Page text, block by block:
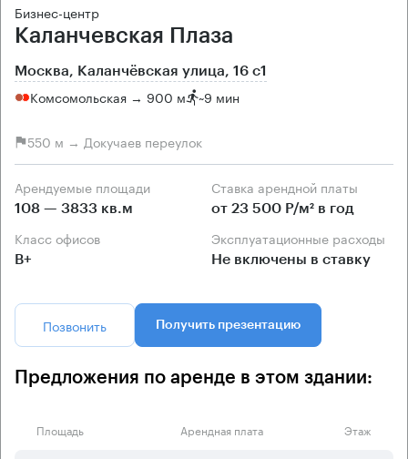
Бизнес-центр
Каланчевская Плаза
Москва, Каланчёвская улица, 16 с1
Комсомольская → 900 м ~9 мин
550 м → Докучаев переулок
Арендуемые площади
108 — 3833 кв.м
Ставка арендной платы
от 23 500 Р/м² в год
Класс офисов
B+
Эксплуатационные расходы
Не включены в ставку
Позвонить Получить презентацию
Предложения по аренде в этом здании:
Площадь Арендная плата Этаж